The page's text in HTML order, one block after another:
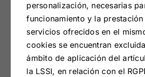
personalización, necesarias
funcionamiento y la
servicios ofrecidos en el
cookies se encuentran
ámbito de aplicación del
la LSSI, en relación con el